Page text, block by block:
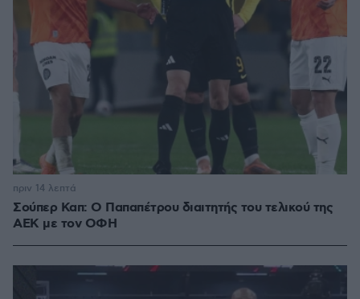
Σούπερ Καπ: Ο Παπαπέτρου διαιτητής του τελικού της
ΑΕΚ με τον ΟΦΗ
πριν 14 λεπτά